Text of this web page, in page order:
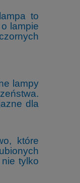
to
lampie
lampy
dla
które
tylko